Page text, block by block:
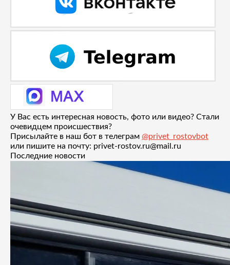
У Вас есть интересная новость, фото или видео? Стали
очевидцем происшествия?
Присылайте в наш бот в телеграм @privet_rostovbot
или пишите на почту: privet-rostov.ru@mail.ru
Последние новости